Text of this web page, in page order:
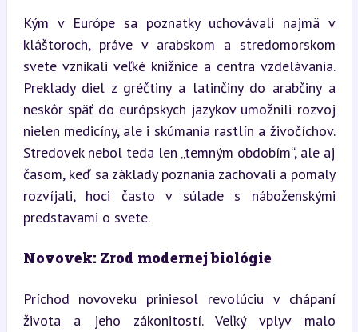
Kým v Európe sa poznatky uchovávali najmä v
kláštoroch, práve v arabskom a stredomorskom
svete vznikali veľké knižnice a centra vzdelávania.
Preklady diel z gréčtiny a latinčiny do arabčiny a
neskôr späť do európskych jazykov umožnili rozvoj
nielen medicíny, ale i skúmania rastlín a živočíchov.
Stredovek nebol teda len „temným obdobím“, ale aj
časom, keď sa základy poznania zachovali a pomaly
rozvíjali, hoci často v súlade s náboženskými
predstavami o svete.
Novovek: Zrod modernej biológie
Príchod novoveku priniesol revolúciu v chápaní
života a jeho zákonitostí. Veľký vplyv malo